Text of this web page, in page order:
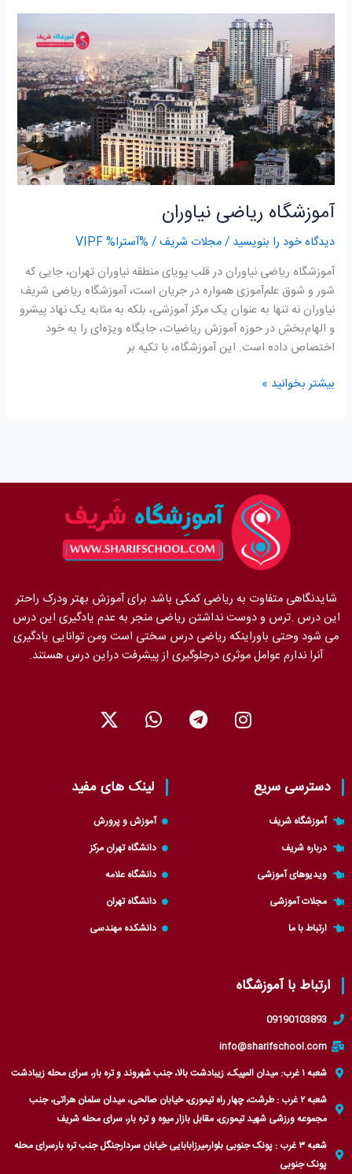
آموزشگاه ریاضی نیاوران
دیدگاه‌ خود را بنویسید /مجلات شریف/ %آسترا%VIPF
آموزشگاه ریاضی نیاوران در قلب پویای منطقه نیاوران تهران، جایی که
شور و شوق علم‌آموزی همواره در جریان است، آموزشگاه ریاضی شریف
نیاوران نه تنها به عنوان یک مرکز آموزشی، بلکه به مثابه یک نهاد پیشرو
و الهام‌بخش در حوزه آموزش ریاضیات، جایگاه ویژه‌ای را به خود
اختصاص داده است. این آموزشگاه، با تکیه بر
ریاضی
نیاوران
بیشتر بخوانید »
شایدنگاهی متفاوت به ریاضی کمکی باشد برای آموزش بهتر ودرک راحتر
این درس .ترس و دوست نداشتن ریاضی منجر به عدم یادگیری این درس
می شود وحتی باوراینکه ریاضی درس سختی است ومن توانایی یادگیری
آنرا ندارم عوامل موثری درجلوگیری از پیشرفت دراین درس هستند.
I
n
T
e
W
h
s
a
p
p
X
-
i
t
t
e
r
دسترسی سریع
آموزشگاه شریف
درباره شریف
ویدیوهای آموزشی
مجلات آموزشی
ارتباط با ما
لینک های مفید
آموزش و پرورش
دانشگاه تهران مرکز
دانشگاه علامه
دانشگاه تهران
دانشکده مهندسی
ارتباط با آموزشگاه
09190103893
info@sharifschool.com
شعبه ۱ غرب: میدان المپیک، زیبادشت بالا، جنب شهروند و تره بار، سرای محله زیبادشت
شعبه ۲ غرب : طرشت، چهار راه تیموری، خیابان صالحی، میدان سلمان هراتی، جنب
مجموعه ورزشی شهید تیموری، مقابل بازار میوه و تره بار، سرای محله شریف
شعبه ۳ غرب : پونک جنوبی بلوارمیرزابابایی خیابان سردارجنگل جنب تره بارسرای محله
پونک جنوبی